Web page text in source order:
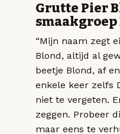
Grutte Pier
“Mijn naam zegt
Blond, altijd al
beetje Blond, af
enkele keer zelfs
niet te vergeten.
zeggen. Probeer
maar eens te